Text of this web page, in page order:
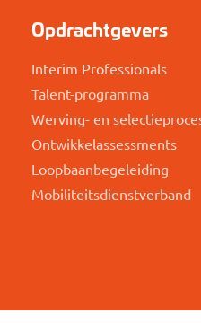
Opdrachtgevers
Interim Professionals
Talent-programma
Werving- en
Ontwikkelassessments
Loopbaanbegeleiding
Mobiliteitsdienstverband